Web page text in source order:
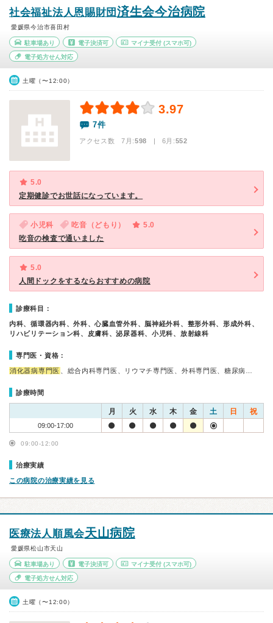
社会福祉法人恩賜財団 済生会今治病院
愛媛県今治市喜田村
駐車場あり 電子決済可 マイナ受付 (スマホ可)
電子処方せん対応
土曜（〜12:00）
3.97
7件
アクセス数 7月:598 | 6月:552
5.0
定期健診でお世話になっています。
小児科 吃音（どもり）
5.0
吃音の検査で通いました
5.0
人間ドックをするならおすすめの病院
診療科目：
内科、循環器内科、外科、心臓血管外科、脳神経外科、整形外科、形成外科、
リハビリテーション科、皮膚科、泌尿器科、小児科、放射線科
専門医・資格：
消化器病専門医 、総合内科専門医、リウマチ専門医、外科専門医、糖尿病…
診療時間
月 火 水 木 金 土 日 祝
09:00-17:00
09:00-12:00
治療実績
この病院の治療実績を見る
医療法人順風会天山病院
愛媛県松山市天山
駐車場あり 電子決済可 マイナ受付 (スマホ可)
電子処方せん対応
土曜（〜12:00）